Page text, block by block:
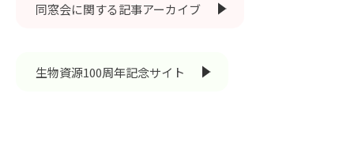
ADMISSION
RESEARCH
研究
同窓会に関する記事アーカイブ
生物資源100周年記念サイト